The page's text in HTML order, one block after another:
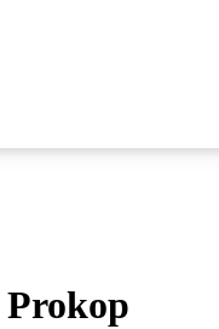
Prokop